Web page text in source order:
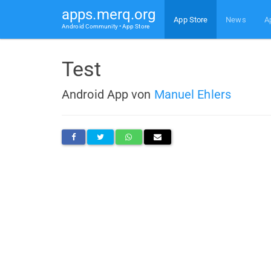
apps.merq.org
Android Community • App Store
App Store News
Test
Android App von Manuel Ehlers